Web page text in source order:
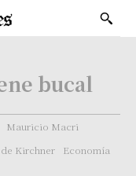
bucal
Mauricio Macri
Kirchner
Economía